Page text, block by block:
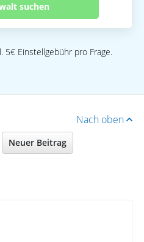
suchen
5€ Einstellgebühr pro Frage.
Nach oben
Neuer Beitrag